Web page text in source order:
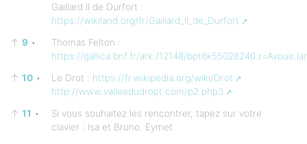
Gaillard II de Durfort :
https://wikiland.org/fr/Gaillard_II_de_Durfort
↑ 9 •
Thomas Felton :
https://gallica.bnf.fr/ark:/12148/
↑ 10 • Le Drot : https://fr.wikipedia.org/wiki/Drot
http://www.valleedudropt.com/p2.php3
↑ 11 •
Si vous souhaitez les rencontrer, tapez sur votre
clavier : Isa et Bruno. Eymet.